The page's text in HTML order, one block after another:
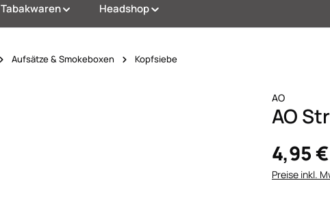
Tabakwaren Headshop
Aufsätze & Smokeboxen Kopfsiebe
AO
AO
4,95 €
Preise inkl.